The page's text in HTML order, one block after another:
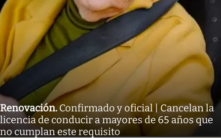
Renovación. Confirmado y oficial | Cancelan la
licencia de conducir a mayores de 65 años que
no cumplan este requisito